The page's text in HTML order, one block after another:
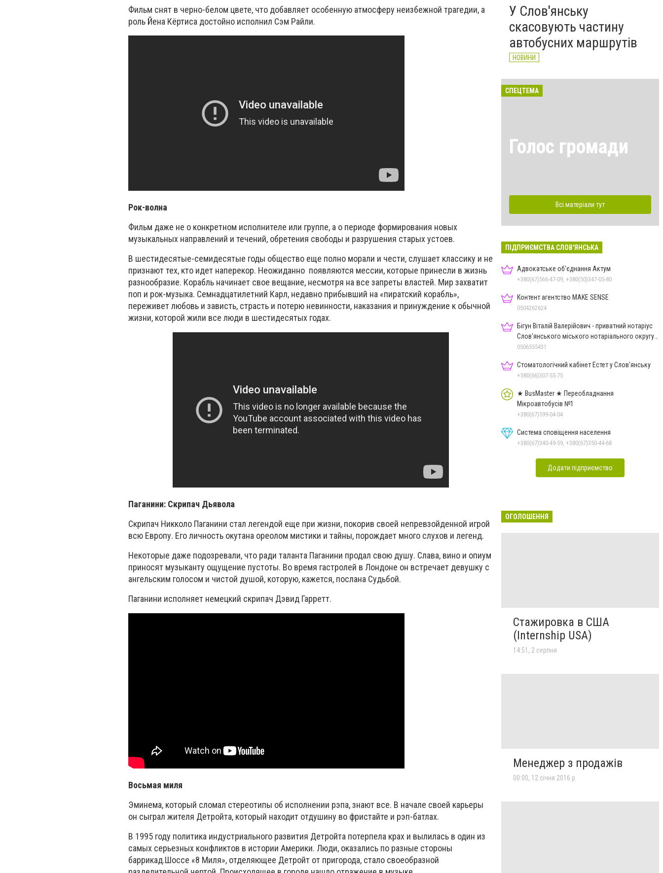
Фильм снят в черно-белом цвете, что добавляет особенную атмосферу неизбежной трагедии, а
роль Йена Кёртиса достойно исполнил Сэм Райли.
Рок-волна
Фильм даже не о конкретном исполнителе или группе, а о периоде формирования новых
музыкальных направлений и течений, обретения свободы и разрушения старых устоев.
В шестидесятые-семидесятые годы общество еще полно морали и чести, слушает классику и не
признают тех, кто идет наперекор. Неожиданно появляются мессии, которые принесли в жизнь
разнообразие. Корабль начинает свое вещание, несмотря на все запреты властей. Мир захватит
поп и рок-музыка. Семнадцатилетний Карл, недавно прибывший на «пиратский корабль»,
переживет любовь и зависть, страсть и потерю невинности, наказания и принуждение к обычной
жизни, которой жили все люди в шестидесятых годах.
Паганини: Скрипач Дьявола
Скрипач Никколо Паганини стал легендой еще при жизни, покорив своей непревзойденной игрой
всю Европу. Его личность окутана ореолом мистики и тайны, порождает много слухов и легенд.
Некоторые даже подозревали, что ради таланта Паганини продал свою душу. Слава, вино и опиум
приносят музыканту ощущение пустоты. Во время гастролей в Лондоне он встречает девушку с
ангельским голосом и чистой душой, которую, кажется, послана Судьбой.
Паганини исполняет немецкий скрипач Дэвид Гарретт.
Восьмая миля
Эминема, который сломал стереотипы об исполнении рэпа, знают все. В начале своей карьеры
он сыграл жителя Детройта, который находит отдушину во фристайте и рэп-батлах.
В 1995 году политика индустриального развития Детройта потерпела крах и вылилась в один из
самых серьезных конфликтов в истории Америки. Люди, оказались по разные стороны
баррикад.Шоссе «8 Миля», отделяющее Детройт от пригорода, стало своеобразной
У Слов'янську
скасовують частину
автобусних маршрутів
НОВИНИ
СПЕЦТЕМА
Голос громади
Всі матеріали тут
ПІДПРИЄМСТВА СЛОВ'ЯНСЬКА
Адвокатське об'єднання Актум
+380(67)566-47-09, +380(50)347-05-80
Контент агентство MAKE SENSE
0504262624
Бігун Віталій Валерійович - приватний нотаріус
Слов'янського міського нотаріального округу
Дон.обл.
0506555431
Стоматологічний кабінет Естет у Слов'янську
+380(66)307-55-75
★ BusMaster ★ Переобладнання
Мікроавтобусів №1
+380(67)599-04-04
Система сповіщення населення
+380(67)340-49-59, +380(67)350-44-68
Додати підприємство
ОГОЛОШЕННЯ
Стажировка в США
(Internship USA)
14:51, 2 серпня
Менеджер з продажів
00:00, 12 січня 2016 р.